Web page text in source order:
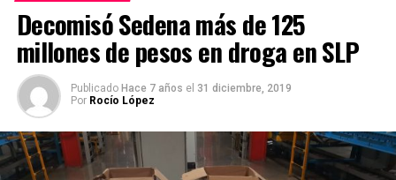
Decomisó Sedena más de 125
millones de pesos en droga en SLP
Publicado Hace 7 años el 31 diciembre, 2019
Por Rocío López